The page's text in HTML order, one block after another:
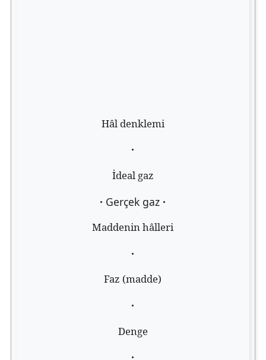
Hâl denklemi
İdeal gaz
Gerçek gaz
Maddenin hâlleri
Faz (madde)
Denge